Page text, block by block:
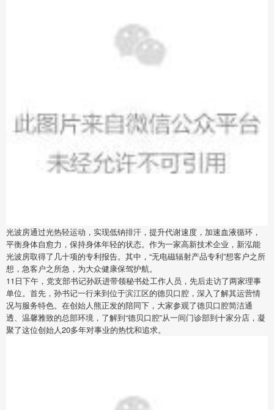
光波房通过光热轻运动，实现低钠排汗，提升代谢速度，加速血液循环，
平衡身体自愈力，保持身体年轻的状态。作为一家高新技术企业，新泓能
光波房取得了几十项的专利报告。其中，“无电磁辐射产品专利”想客户之所
想，急客户之所急，为大众健康保驾护航。
11日下午，党支部书记孙跃进带领秘书处工作人员，先后走访了两家理事
单位。首先，孙书记一行来到位于滨江区的德贝口腔，深入了解其运营情
况与服务特色。在创始人熊正发的陪同下，大家参观了德贝口腔简洁通
透、温馨雅致的总部环境，了解到“德贝口腔”从一间门诊部到十家分店，凝
聚了这位创始人20多年对事业的热忱和追求。